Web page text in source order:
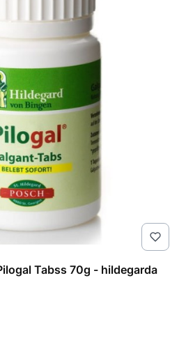
Tabss 70g - hildegarda